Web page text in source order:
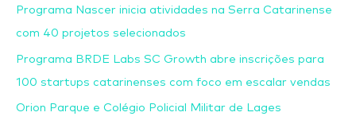
Programa Nascer inicia atividades na Serra Catarinense
com 40 projetos selecionados
Programa BRDE Labs SC Growth abre inscrições para
100 startups catarinenses com foco em escalar vendas
Orion Parque e Colégio Policial Militar de Lages